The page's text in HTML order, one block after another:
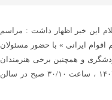
این خبر اظهار داشت : مراسم
اقوام ایرانی » با حضور مسئولان
و همچنین برخی هنرمندان
مطرح سینمای ایران روز سه شنبه، ۲۷ تیرماه ۱۴۰۲ ، ساعت ۳۰/۱۰ صبح در سالن